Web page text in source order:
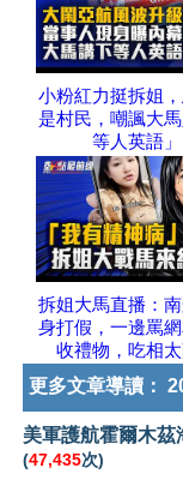
小粉紅力挺拆姐
是村民，嘲諷大
等人英語」
拆姐大馬直播：
身打假，一邊罵
收禮物，吃相太
更多文章導讀：
美軍護航霍爾木茲
(47,435次)